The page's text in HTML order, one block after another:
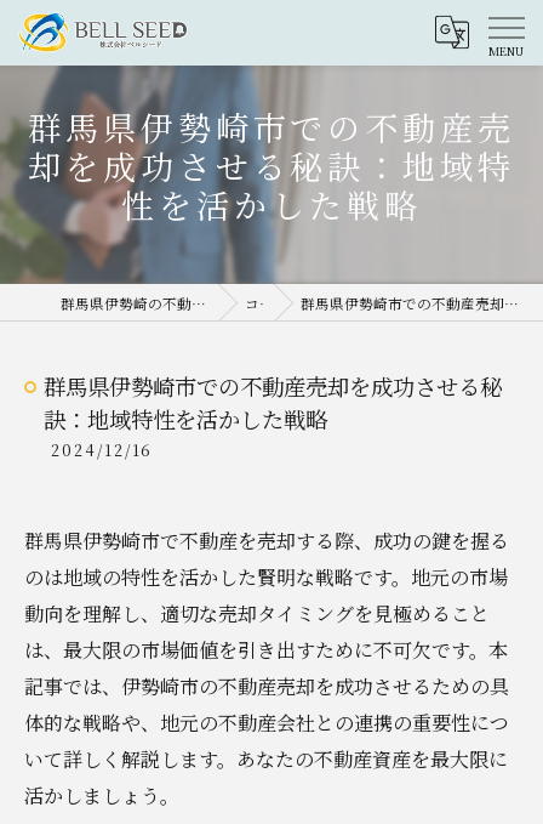
群馬県伊勢崎市での不動産売
却を成功させる秘訣：地域特
性を活かした戦略
群馬県伊勢崎の不動産売却なら株式会社ベルシード コラム 群馬県伊勢崎市での不動産売却を成功させる秘訣：地域特性を活かした戦略
群馬県伊勢崎市での不動産売却を成功させる秘
訣：地域特性を活かした戦略
2024/12/16
群馬県伊勢崎市で不動産を売却する際、成功の鍵を握る
のは地域の特性を活かした賢明な戦略です。地元の市場
動向を理解し、適切な売却タイミングを見極めること
は、最大限の市場価値を引き出すために不可欠です。本
記事では、伊勢崎市の不動産売却を成功させるための具
体的な戦略や、地元の不動産会社との連携の重要性につ
いて詳しく解説します。あなたの不動産資産を最大限に
活かしましょう。